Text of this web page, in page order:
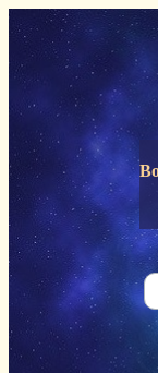
Panneau de gestion
de